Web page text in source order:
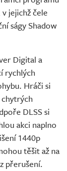
jejichž čele
ságy Shadow
Digital a
rychlých
Hráči si
DLSS si
akci naplno
1440p
těšit až na
přerušení.